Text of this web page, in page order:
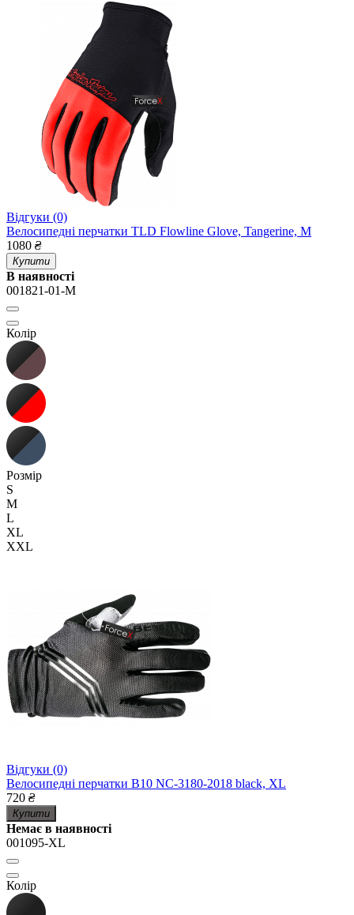
Відгуки (0)
Велосипедні перчатки TLD Flowline Glove, Tangerine, M
1080 ₴
Купити
В наявності
001821-01-M
Колір
Розмір
S
M
L
XL
XXL
Відгуки (0)
Велосипедні перчатки B10 NC-3180-2018 black, XL
720 ₴
Купити
Немає в наявності
001095-XL
Колір